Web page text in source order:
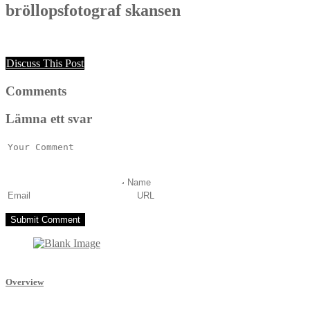
bröllopsfotograf skansen
Discuss This Post
Comments
Lämna ett svar
Overview